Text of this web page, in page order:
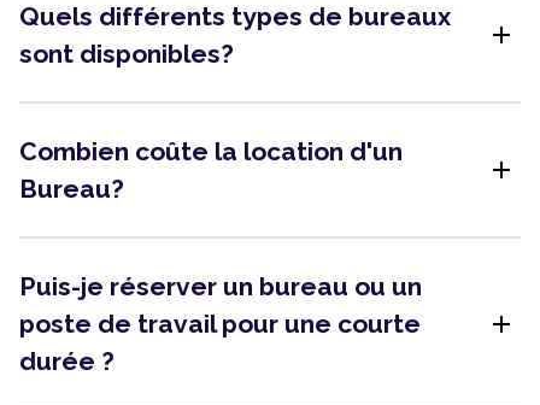
Quels différents types de bureaux
sont disponibles?
add
Combien coûte la location d'un
Bureau?
add
Puis-je réserver un bureau ou un
poste de travail pour une courte
durée ?
add